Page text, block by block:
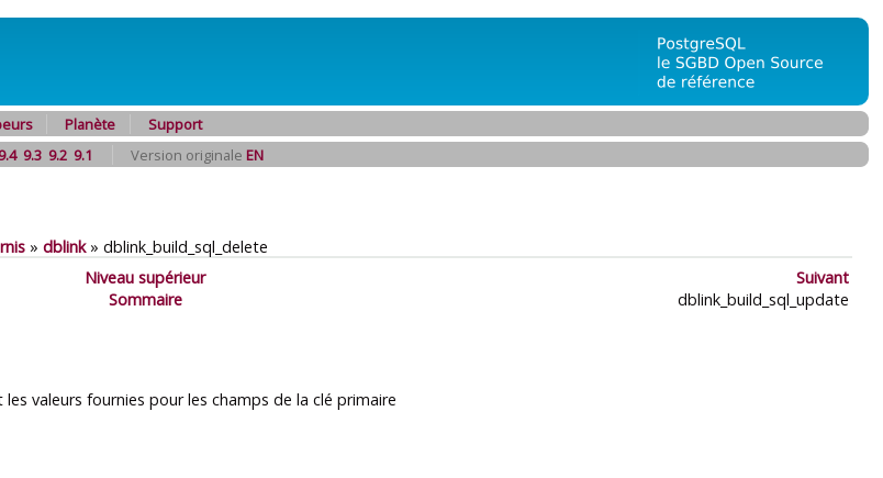
Planète
Support
9.4 9.3 9.2 9.1 Version originale EN
» dblink» dblink_build_sql_delete
Niveau supérieur
Suivant
Sommaire dblink_build_sql_update
valeurs fournies pour les champs de la clé primaire